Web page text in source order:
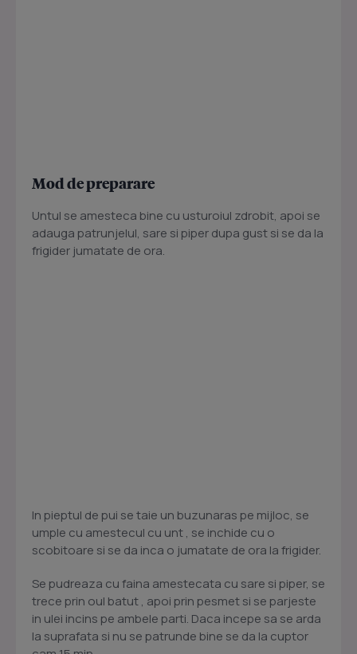
Mod de preparare
Untul se amesteca bine cu usturoiul zdrobit, apoi se
adauga patrunjelul, sare si piper dupa gust si se da la
frigider jumatate de ora.
In pieptul de pui se taie un buzunaras pe mijloc, se
umple cu amestecul cu unt , se inchide cu o
scobitoare si se da inca o jumatate de ora la frigider.
Se pudreaza cu faina amestecata cu sare si piper, se
trece prin oul batut , apoi prin pesmet si se parjeste
in ulei incins pe ambele parti. Daca incepe sa se arda
la suprafata si nu se patrunde bine se da la cuptor